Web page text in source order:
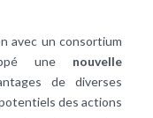
avec un consortium
une nouvelle
de diverses
des actions